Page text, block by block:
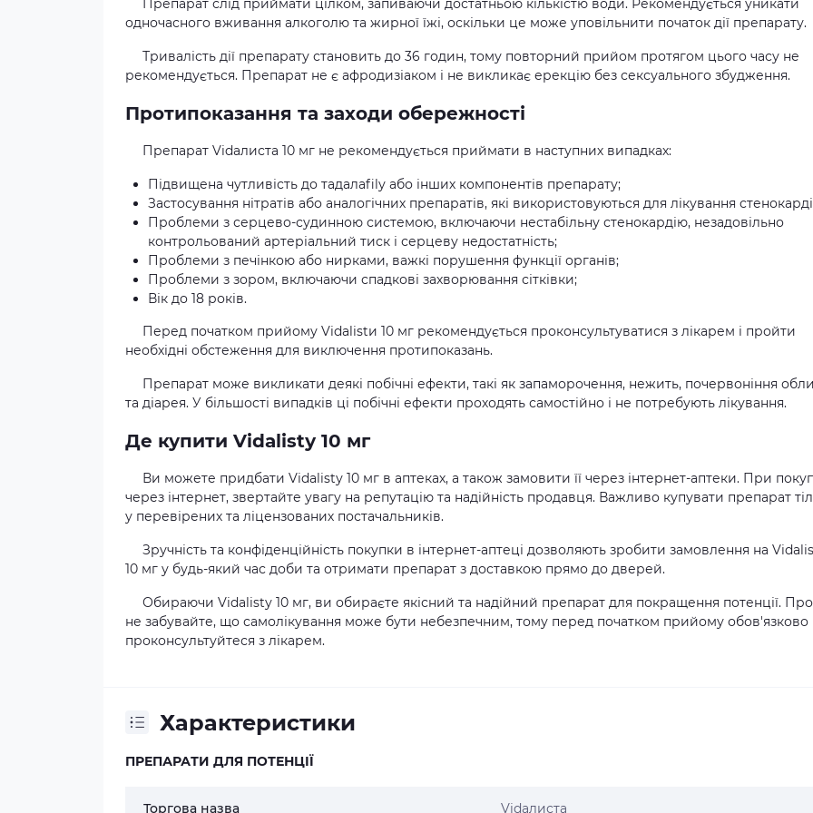
одночасного вживання алкоголю та жирної їжі, оскільки це може уповільнити початок дії препарату.
Тривалість дії препарату становить до 36 годин, тому повторний прийом протягом цього часу не
рекомендується. Препарат не є афродизіаком і не викликає ерекцію без сексуального збудження.
Протипоказання та заходи обережності
Препарат Vidaлиста 10 мг не рекомендується приймати в наступних випадках:
Підвищена чутливість до тадалafilу або інших компонентів препарату;
Застосування нітратів або аналогічних препаратів, які використовуються для лікування
Проблеми з серцево-судинною системою, включаючи нестабільну стенокардію, незадовільно
контрольований артеріальний тиск і серцеву недостатність;
Проблеми з печінкою або нирками, важкі порушення функції органів;
Проблеми з зором, включаючи спадкові захворювання сітківки;
Вік до 18 років.
Перед початком прийому Vidalistи 10 мг рекомендується проконсультуватися з лікарем і пройти
необхідні обстеження для виключення протипоказань.
Препарат може викликати деякі побічні ефекти, такі як запаморочення, нежить, почервоніння
та діарея. У більшості випадків ці побічні ефекти проходять самостійно і не потребують лікування.
Де купити Vidalistу 10 мг
Ви можете придбати Vidalistу 10 мг в аптеках, а також замовити її через інтернет-аптеки. При
через інтернет, звертайте увагу на репутацію та надійність продавця. Важливо купувати препарат
у перевірених та ліцензованих постачальників.
Зручність та конфіденційність покупки в інтернет-аптеці дозволяють зробити замовлення на
10 мг у будь-який час доби та отримати препарат з доставкою прямо до дверей.
Обираючи Vidalistу 10 мг, ви обираєте якісний та надійний препарат для покращення потенції.
не забувайте, що самолікування може бути небезпечним, тому перед початком прийому обов'язково
проконсультуйтеся з лікарем.
Характеристики
ПРЕПАРАТИ ДЛЯ ПОТЕНЦІЇ
Торгова назва Vidaлиста